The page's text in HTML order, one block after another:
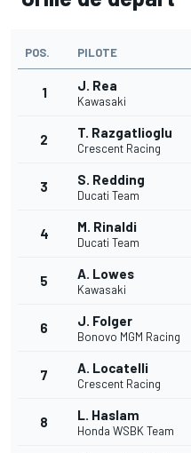
POS. PILOTE
1 J. Rea
Kawasaki
2 T. Razgatlioglu
Crescent Racing
3 S. Redding
Ducati Team
4 M. Rinaldi
Ducati Team
5 A. Lowes
Kawasaki
6 J. Folger
Bonovo MGM Racing
7 A. Locatelli
Crescent Racing
8 L. Haslam
Honda WSBK Team